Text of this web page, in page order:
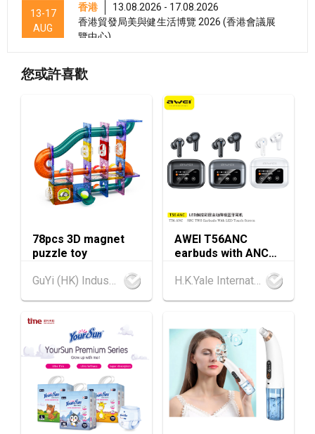
13-17
AUG
香港
13.08.2026 - 17.08.2026
香港貿發局美與健生活博覽 2026 (香港會議展
覽中心)
13-17
香港
香港貿發局家電‧家居‧博覽 2026 (香港會議展
AUG
香港
13.08.2026 - 15.08.2026
香港貿發局美食商貿博覽 2026 (香港會議展覽
中心)
13-15
AUG
香港
13.08.2026 - 15.08.2026
香港貿發局香港國際茶展 2026 (香港會議展覽
13-15
AUG
香港
13.08.2026 - 15.08.2026
國際現代化中醫藥及健康產品會議 2026 (香港
13-17
AUG
香港
13.08.2026 - 17.08.2026
25-27
AUG
中國內地
25.08.2026 - 27.08.2026
中國國際紡織⾯料及輔料（秋冬）博覽會 (202
6年8月25至27日)
26
香港
26.08.2026
「中小企資援組」網絡研討會系列︰AI「資」
您或許喜歡
78pcs 3D magnet
puzzle toy
GuYi (HK) Industrial Co.,Limited
AWEI T56ANC
earbuds with ANC
H.K.Yale International Industry Co., Limited